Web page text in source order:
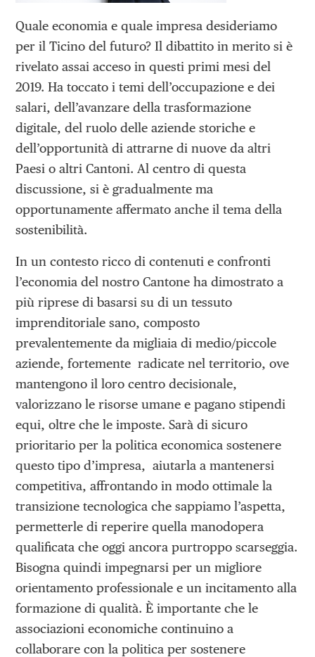
Quale economia e quale impresa desideriamo
per il Ticino del futuro? Il dibattito in merito si è
rivelato assai acceso in questi primi mesi del
2019. Ha toccato i temi dell’occupazione e dei
salari, dell’avanzare della trasformazione
digitale, del ruolo delle aziende storiche e
dell’opportunità di attrarne di nuove da altri
Paesi o altri Cantoni. Al centro di questa
discussione, si è gradualmente ma
opportunamente affermato anche il tema della
sostenibilità.
In un contesto ricco di contenuti e confronti
l’economia del nostro Cantone ha dimostrato a
più riprese di basarsi su di un tessuto
imprenditoriale sano, composto
prevalentemente da migliaia di medio/piccole
aziende, fortemente radicate nel territorio, ove
mantengono il loro centro decisionale,
valorizzano le risorse umane e pagano stipendi
equi, oltre che le imposte. Sarà di sicuro
prioritario per la politica economica sostenere
questo tipo d’impresa, aiutarla a mantenersi
competitiva, affrontando in modo ottimale la
transizione tecnologica che sappiamo l’aspetta,
permetterle di reperire quella manodopera
qualificata che oggi ancora purtroppo scarseggia.
Bisogna quindi impegnarsi per un migliore
orientamento professionale e un incitamento alla
formazione di qualità. È importante che le
associazioni economiche continuino a
collaborare con la politica per sostenere